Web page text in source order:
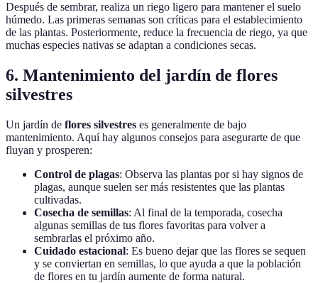
Después de sembrar, realiza un riego ligero para mantener el suelo
húmedo. Las primeras semanas son críticas para el establecimiento
de las plantas. Posteriormente, reduce la frecuencia de riego, ya que
muchas especies nativas se adaptan a condiciones secas.
6. Mantenimiento del jardín de flores
silvestres
Un jardín de flores silvestres es generalmente de bajo
mantenimiento. Aquí hay algunos consejos para asegurarte de que
fluyan y prosperen:
Control de plagas: Observa las plantas por si hay signos de
plagas, aunque suelen ser más resistentes que las plantas
cultivadas.
Cosecha de semillas: Al final de la temporada, cosecha
algunas semillas de tus flores favoritas para volver a
sembrarlas el próximo año.
Cuidado estacional: Es bueno dejar que las flores se sequen
y se conviertan en semillas, lo que ayuda a que la población
de flores en tu jardín aumente de forma natural.